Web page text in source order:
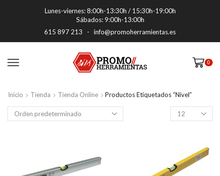
Lunes-viernes: 8:00h-13:30h / 15:30h-19:00h
Sábados: 9:00h-13:00h
615 897 213 - info@promoherramientas.es
0
Inicio Tienda Tienda Online
Productos Etiquetados “nivel”
Productos
por